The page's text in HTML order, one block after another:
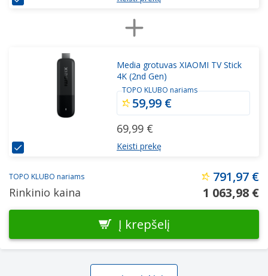
Media grotuvas XIAOMI TV Stick
4K (2nd Gen)
69,99 €
TOPO KLUBO nariams
59,99 €
Keisti prekę
TOPO KLUBO nariams 791,97 €
Rinkinio kaina
1 063,98 €
Į krepšelį